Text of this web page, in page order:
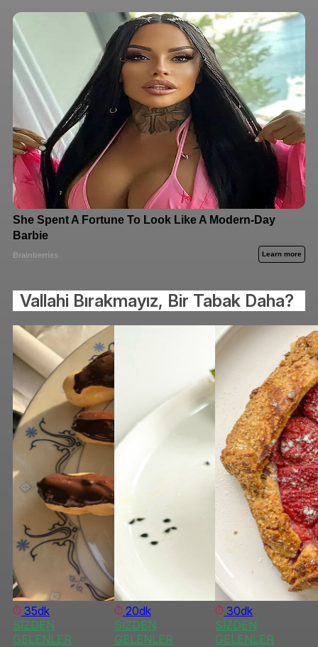
Vallahi Bırakmayız, Bir Tabak Daha?
35dk
SİZDEN
GELENLER
20dk
SİZDEN
GELENLER
30dk
SİZDEN
GELENLER